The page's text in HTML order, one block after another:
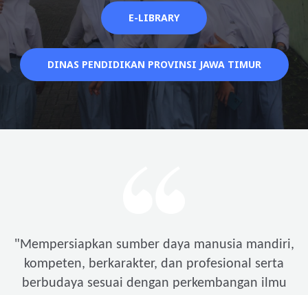
E-LIBRARY
DINAS PENDIDIKAN PROVINSI JAWA TIMUR
"Mempersiapkan sumber daya manusia mandiri,
kompeten, berkarakter, dan profesional serta
berbudaya sesuai dengan perkembangan ilmu